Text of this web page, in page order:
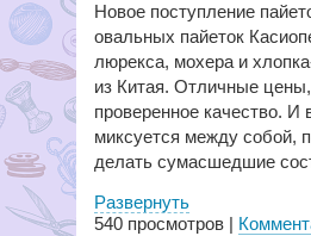
Новое поступление
овальных пайеток
люрекса, мохера и
из Китая. Отличные
проверенное качество. И
миксуется между собой,
делать сумасшедшие
Развернуть
540 просмотров |